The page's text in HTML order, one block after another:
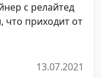
с релайтед
что приходит от
13.07.2021